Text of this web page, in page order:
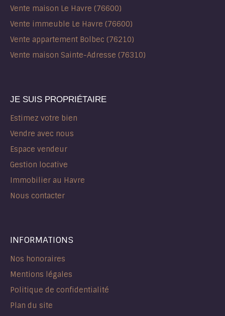
Vente maison Le Havre (76600)
Vente immeuble Le Havre (76600)
Vente appartement Bolbec (76210)
Vente maison Sainte-Adresse (76310)
JE SUIS PROPRIÉTAIRE
Estimez votre bien
Vendre avec nous
Espace vendeur
Gestion locative
Immobilier au Havre
Nous contacter
INFORMATIONS
Nos honoraires
Mentions légales
Politique de confidentialité
Plan du site